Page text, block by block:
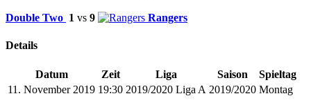
Double Two 1 vs 9 Rangers
Details
Datum Zeit Liga Saison
Spieltag
11. November 2019 19:30 2019/2020 Liga A 2019/2020 Montag